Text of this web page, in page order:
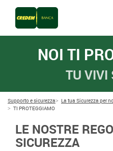
NOI TI
TU VIVI
Supporto e sicurezza
La tua Sicurezza per
TI PROTEGGIAMO
LE NOSTRE
SICUREZZA